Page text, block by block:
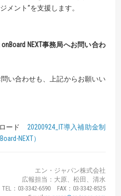
メント”を支援します。
onBoard NEXT事務局へお問い合わ
い合わせも、上記からお願いい
ード 20200924_IT導入補助金制
NEXT）
エン・ジャパン株式会社
広報担当：大原、松田、清水
TEL：03-3342-6590 FAX：03-3342-8525